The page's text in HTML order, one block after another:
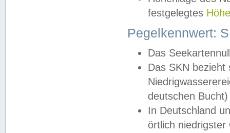
festgelegtes
Pegelkennwert:
Das
Das SKN
deutschen
In Deutschland
örtlich